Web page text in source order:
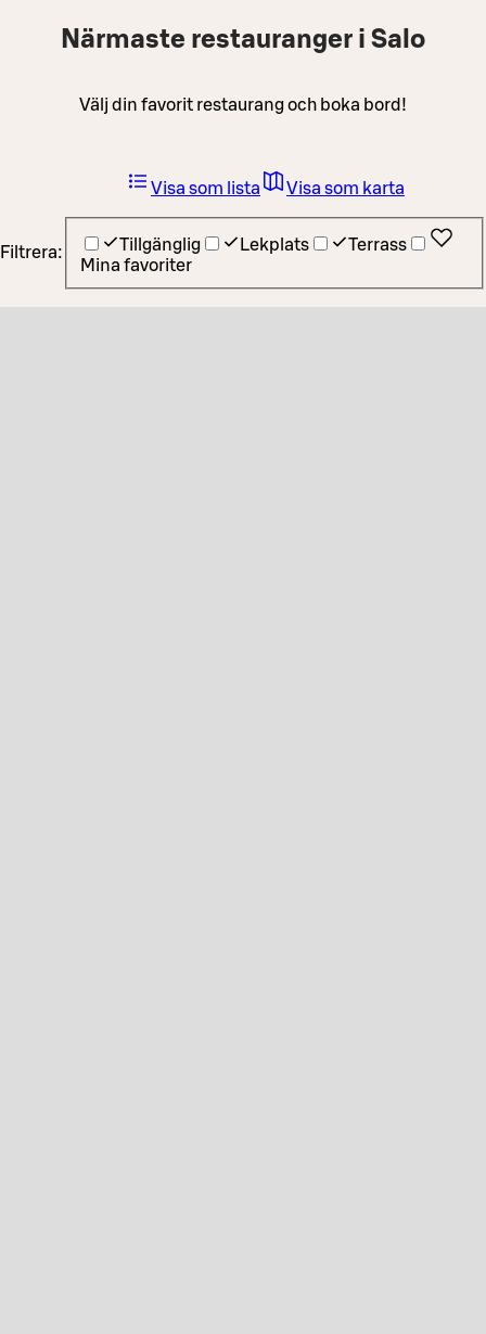
Närmaste restauranger i Salo
Välj din favorit restaurang och boka bord!
Filtrera: Tillgänglig Lekplats
Terrass
Mina favoriter
Visa som lista Visa som karta